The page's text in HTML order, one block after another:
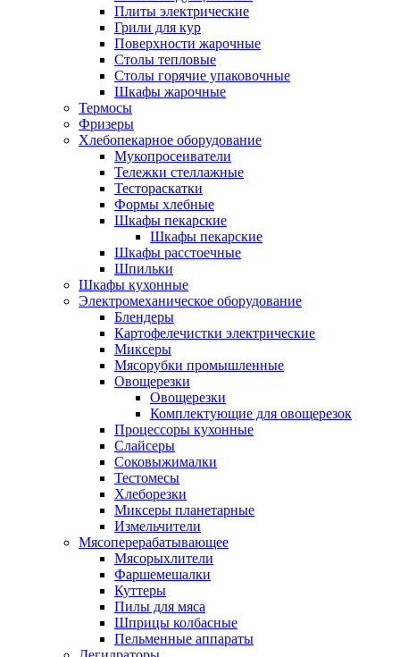
Плиты электрические
Грили для кур
Поверхности жарочные
Столы тепловые
Столы горячие упаковочные
Шкафы жарочные
Термосы
Фризеры
Хлебопекарное оборудование
Мукопросеиватели
Тележки стеллажные
Тестораскатки
Формы хлебные
Шкафы пекарские
Шкафы пекарские
Шкафы расстоечные
Шпильки
Шкафы кухонные
Электромеханическое оборудование
Блендеры
Картофелечистки электрические
Миксеры
Мясорубки промышленные
Овощерезки
Овощерезки
Комплектующие для овощерезок
Процессоры кухонные
Слайсеры
Соковыжималки
Тестомесы
Хлеборезки
Миксеры планетарные
Измельчители
Мясоперерабатывающее
Мясорыхлители
Фаршемешалки
Куттеры
Пилы для мяса
Шприцы колбасные
Пельменные аппараты